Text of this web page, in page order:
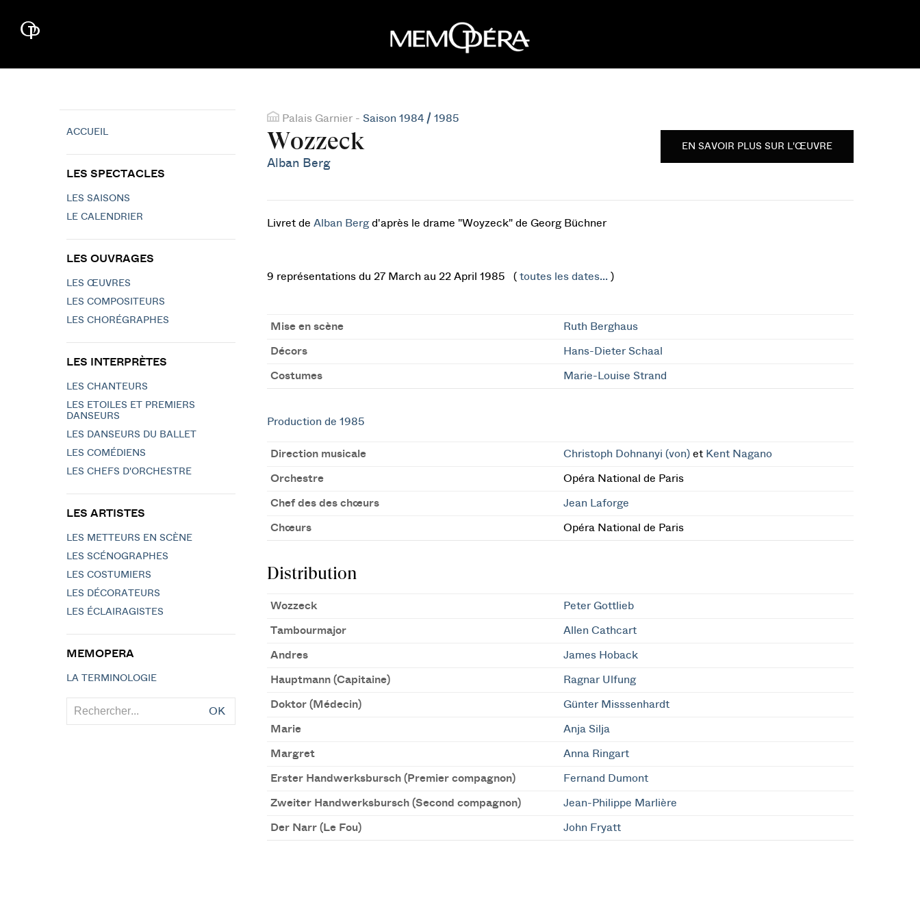
Palais Garnier - Saison 1984 / 1985
Wozzeck
Alban Berg
EN SAVOIR PLUS SUR L'ŒUVRE
Livret de Alban Bergd'après le drame "Woyzeck" de Georg Büchner
9 représentations du 27 March au 22 April 1985 ( toutes les dates...)
Mise en scène Ruth Berghaus
Décors Hans-Dieter Schaal
Costumes Marie-Louise Strand
Production de 1985
Direction musicale Christoph Dohnanyi (von) et Kent Nagano
Orchestre Opéra National de Paris
Chef des des chœurs Jean Laforge
Chœurs Opéra National de Paris
Distribution
Wozzeck Peter Gottlieb
Tambourmajor Allen Cathcart
Andres James Hoback
Hauptmann (Capitaine) Ragnar Ulfung
Doktor (Médecin) Günter Misssenhardt
Marie Anja Silja
Margret Anna Ringart
Erster Handwerksbursch (Premier compagnon) Fernand Dumont
Zweiter Handwerksbursch (Second compagnon) Jean-Philippe Marlière
Der Narr (Le Fou) John Fryatt
ACCUEIL
LES SPECTACLES
LES SAISONS
LE CALENDRIER
LES OUVRAGES
LES ŒUVRES
LES COMPOSITEURS
LES CHORÉGRAPHES
LES INTERPRÈTES
LES CHANTEURS
LES ETOILES ET PREMIERS
DANSEURS
LES DANSEURS DU BALLET
LES COMÉDIENS
LES CHEFS D'ORCHESTRE
LES ARTISTES
LES METTEURS EN SCÈNE
LES SCÉNOGRAPHES
LES COSTUMIERS
LES DÉCORATEURS
LES ÉCLAIRAGISTES
MEMOPERA
LA TERMINOLOGIE
OK